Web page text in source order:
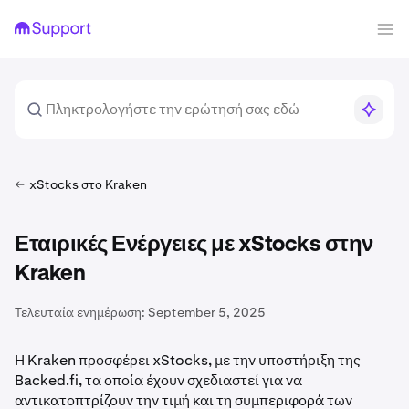
xStocks στο Kraken
Εταιρικές Ενέργειες με xStocks στην
Kraken
Τελευταία ενημέρωση: September 5, 2025
Η Kraken προσφέρει xStocks, με την υποστήριξη της
Backed.fi, τα οποία έχουν σχεδιαστεί για να
αντικατοπτρίζουν την τιμή και τη συμπεριφορά των